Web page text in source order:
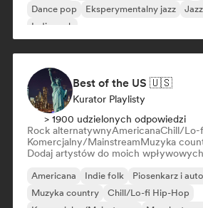
Dance pop
Eksperymentalny jazz
Indie rock
Best of the US 🇺🇸
Kurator Playlisty
> 1900 udzielonych odpowiedzi
Rock alternatywnyAmericanaChill/Lo-
Komercjalny/MainstreamMuzyka
Dodaj artystów do moich
Americana Indie folk
Piosenkarz i
Muzyka country
Chill/Lo-fi Hip-Hop